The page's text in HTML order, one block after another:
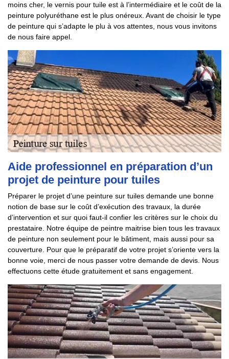
moins cher, le vernis pour tuile est à l’intermédiaire et le coût de la
peinture polyuréthane est le plus onéreux. Avant de choisir le type
de peinture qui s’adapte le plu à vos attentes, nous vous invitons
de nous faire appel.
Aide professionnel en préparation d’un
projet de peinture pour tuiles
Préparer le projet d’une peinture sur tuiles demande une bonne
notion de base sur le coût d’exécution des travaux, la durée
d’intervention et sur quoi faut-il confier les critères sur le choix du
prestataire. Notre équipe de peintre maitrise bien tous les travaux
de peinture non seulement pour le bâtiment, mais aussi pour sa
couverture. Pour que le préparatif de votre projet s’oriente vers la
bonne voie, merci de nous passer votre demande de devis. Nous
effectuons cette étude gratuitement et sans engagement.